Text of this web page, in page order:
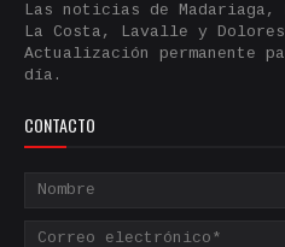
Las noticias de
La Costa, Lavalle y
Actualización permanente
día.
CONTACTO